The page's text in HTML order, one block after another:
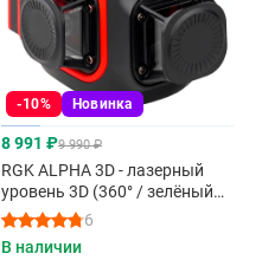
-10% Новинка
8 991 ₽9 990 ₽
RGK ALPHA 3D - лазерный
уровень 3D (360° / зелёный
луч / 40м / АКБ)
6
В наличии